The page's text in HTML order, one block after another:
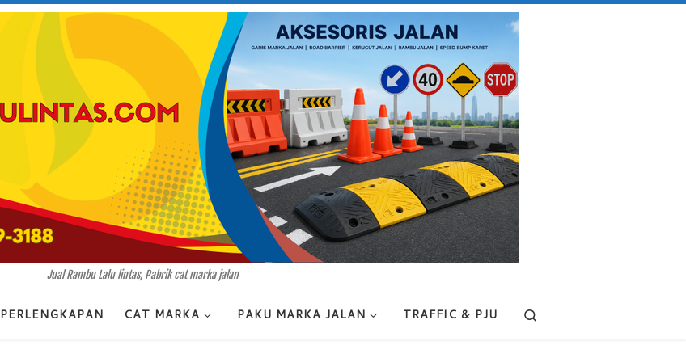
Jual Rambu Lalu lintas, Pabrik cat marka jalan
PERLENGKAPAN CAT MARKA PAKU MARKA JALAN TRAFFIC & PJU